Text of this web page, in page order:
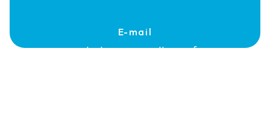
E-mail
contact@rouerguenettoyage.fr